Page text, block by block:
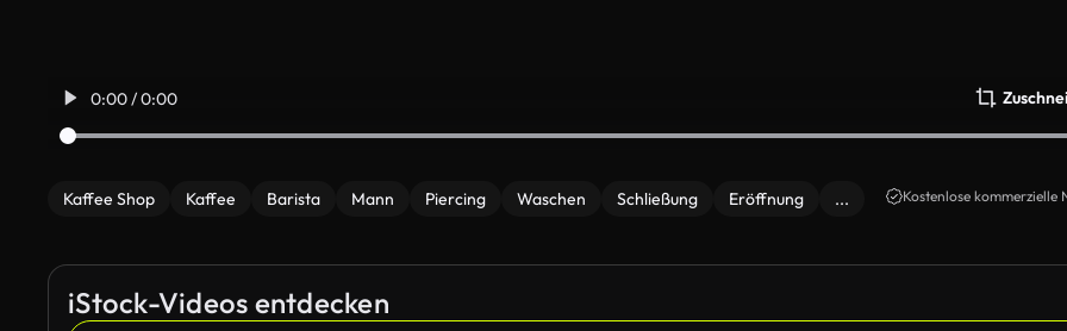
0:00 / 0:00
Kaffee Shop Kaffee Barista Mann Piercing Waschen Schließung Eröffnung ... Kostenlose kommerzielle
iStock-Videos entdecken